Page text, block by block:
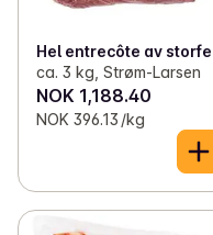
Hel entrecôte av storfe
ca. 3 kg, Strøm-Larsen
NOK 1,188.40
NOK 396.13 /kg